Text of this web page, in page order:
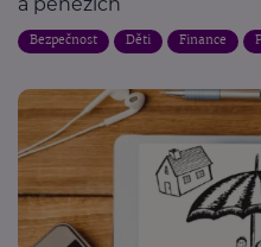
Bezpečnost Děti Finance